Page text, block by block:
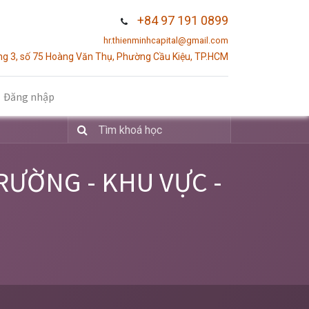
+84 97 191 0899
hr.thienminhcapital@gmail.com
3, số 75 Hoàng Văn Thụ, Phường Cầu Kiệu, TP.HCM
Đăng nhập
- KHU VỰC -